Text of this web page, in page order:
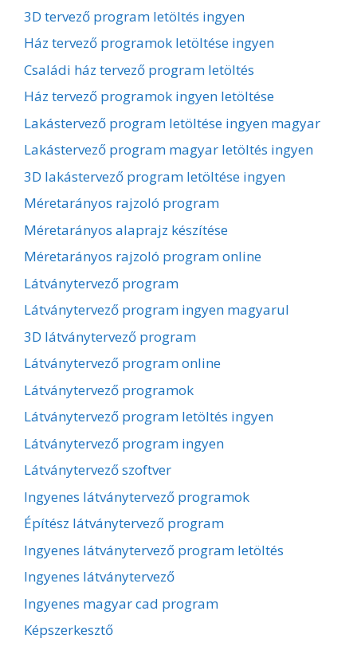
3D tervező program letöltés ingyen
Ház tervező programok letöltése ingyen
Családi ház tervező program letöltés
Ház tervező programok ingyen letöltése
Lakástervező program letöltése ingyen magyar
Lakástervező program magyar letöltés ingyen
3D lakástervező program letöltése ingyen
Méretarányos rajzoló program
Méretarányos alaprajz készítése
Méretarányos rajzoló program online
Látványtervező program
Látványtervező program ingyen magyarul
3D látványtervező program
Látványtervező program online
Látványtervező programok
Látványtervező program letöltés ingyen
Látványtervező program ingyen
Látványtervező szoftver
Ingyenes látványtervező programok
Építész látványtervező program
Ingyenes látványtervező program letöltés
Ingyenes látványtervező
Ingyenes magyar cad program
Képszerkesztő